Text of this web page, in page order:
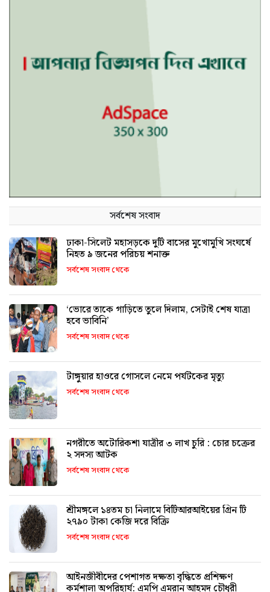
সর্বশেষ সংবাদ
ঢাকা-সিলেট মহাসড়কে দুটি বাসের মুখোমুখি সংঘর্ষে
নিহত ৯ জনের পরিচয় শনাক্ত
সর্বশেষ সংবাদ থেকে
‘ভোরে তাকে গাড়িতে তুলে দিলাম, সেটাই শেষ যাত্রা
হবে ভাবিনি’
সর্বশেষ সংবাদ থেকে
টাঙ্গুয়ার হাওরে গোসলে নেমে পর্যটকের মৃত্যু
সর্বশেষ সংবাদ থেকে
নগরীতে অটোরিকশা যাত্রীর ৩ লাখ চুরি : চোর চক্রের
২ সদস্য আটক
সর্বশেষ সংবাদ থেকে
শ্রীমঙ্গলে ১৪তম চা নিলামে বিটিআরআইয়ের গ্রিন টি
২৭৯০ টাকা কেজি দরে বিক্রি
সর্বশেষ সংবাদ থেকে
আইনজীবীদের পেশাগত দক্ষতা বৃদ্ধিতে প্রশিক্ষণ
কর্মশালা অপরিহার্য: এমপি এমরান আহমদ চৌধুরী